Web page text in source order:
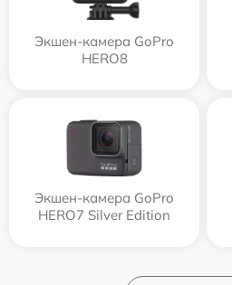
Экшен-камера GoPro
HERO8
Экшен-камера GoPro
HERO7 Silver Edition